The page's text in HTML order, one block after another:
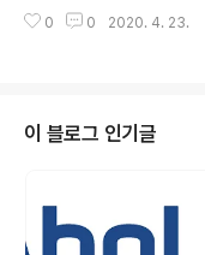
소'에서 사람을 채용한다며 면
돈이 없어서도 아닐텐데.... 그
사장이 직접 운전을 하는 자가
난처한 경우가 있다. 물론 직
조수석이나 뒤좌석에 타는 경
어느정도 할 줄 알아야 하는
하지 못한다. 장롱 면허증에
지 않는다. 버..
0 0 2020. 4. 23.
이 블로그 인기글